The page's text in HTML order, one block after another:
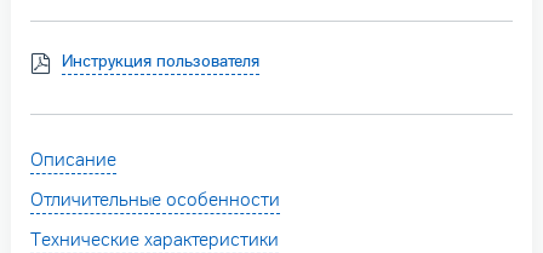
Инструкция пользователя
Описание
Отличительные особенности
Технические характеристики